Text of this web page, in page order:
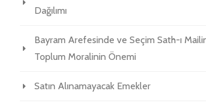
Dağılımı
Bayram Arefesinde ve Seçim Sath-ı
Toplum Moralinin Önemi
Satın Alınamayacak Emekler